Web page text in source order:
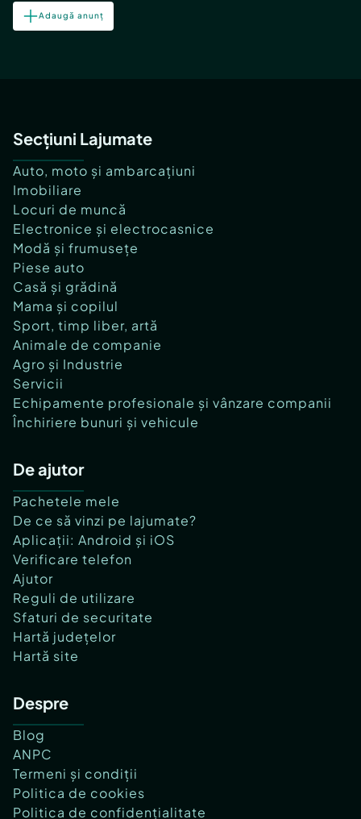
Adaugă anunț
Secțiuni Lajumate
Auto, moto și ambarcațiuni
Imobiliare
Locuri de muncă
Electronice și electrocasnice
Modă și frumusețe
Piese auto
Casă și grădină
Mama și copilul
Sport, timp liber, artă
Animale de companie
Agro și Industrie
Servicii
Echipamente profesionale și vânzare companii
Închiriere bunuri și vehicule
De ajutor
Pachetele mele
De ce să vinzi pe lajumate?
Aplicații: Android și iOS
Verificare telefon
Ajutor
Reguli de utilizare
Sfaturi de securitate
Hartă județelor
Hartă site
Despre
Blog
ANPC
Termeni și condiții
Politica de cookies
Politica de confidențialitate